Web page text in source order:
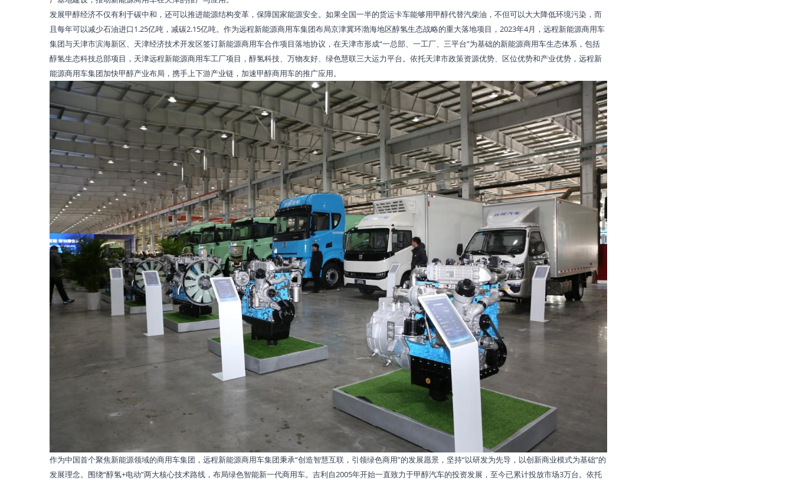
发展甲醇经济不仅有利于碳中和，还可以推进能源结构变革，保障国家能源安全。如果全国一半的货运卡车能够用甲醇代替汽柴油，不但可以大大降低环境污染，而
且每年可以减少石油进口1.25亿吨，减碳2.15亿吨。作为远程新能源商用车集团布局京津冀环渤海地区醇氢生态战略的重大落地项目，2023年4月，远程新能源商用车
集团与天津市滨海新区、天津经济技术开发区签订新能源商用车合作项目落地协议，在天津市形成“一总部、一工厂、三平台”为基础的新能源商用车生态体系，包括
醇氢生态科技总部项目，天津远程新能源商用车工厂项目，醇氢科技、万物友好、绿色慧联三大运力平台。依托天津市政策资源优势、区位优势和产业优势，远程新
能源商用车集团加快甲醇产业布局，携手上下游产业链，加速甲醇商用车的推广应用。
作为中国首个聚焦新能源领域的商用车集团，远程新能源商用车集团秉承“创造智慧互联，引领绿色商用”的发展愿景，坚持“以研发为先导，以创新商业模式为基础”的
发展理念。围绕“醇氢+电动”两大核心技术路线，布局绿色智能新一代商用车。吉利自2005年开始一直致力于甲醇汽车的投资发展，至今已累计投放市场3万台。依托